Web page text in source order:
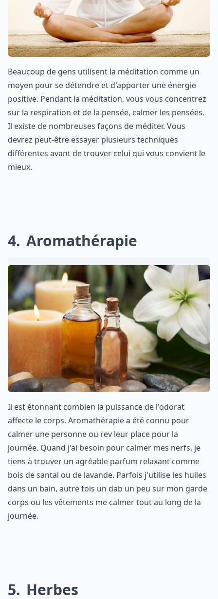
Beaucoup de gens utilisent la méditation comme un
moyen pour se détendre et d'apporter une énergie
positive. Pendant la méditation, vous vous concentrez
sur la respiration et de la pensée, calmer les pensées.
Il existe de nombreuses façons de méditer. Vous
devrez peut-être essayer plusieurs techniques
différentes avant de trouver celui qui vous convient le
mieux.
4 Aromathérapie
Il est étonnant combien la puissance de l'odorat
affecte le corps. Aromathérapie a été connu pour
calmer une personne ou rev leur place pour la
journée. Quand j'ai besoin pour calmer mes nerfs, je
tiens à trouver un agréable parfum relaxant comme
bois de santal ou de lavande. Parfois j'utilise les huiles
dans un bain, autre fois un dab un peu sur mon garde
corps ou les vêtements me calmer tout au long de la
journée.
5 Herbes